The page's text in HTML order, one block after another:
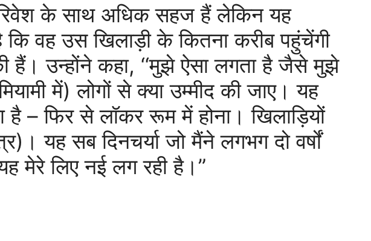
के साथ अधिक सहज हैं लेकिन यह
कि वह उस खिलाड़ी के कितना करीब पहुंचेंगी
हैं। उन्होंने कहा, ‘‘मुझे ऐसा लगता है जैसे मुझे
में) लोगों से क्या उम्मीद की जाए। यह
है – फिर से लॉकर रूम में होना। खिलाड़ियों
यह सब दिनचर्या जो मैंने लगभग दो वर्षों
मेरे लिए नई लग रही है।”